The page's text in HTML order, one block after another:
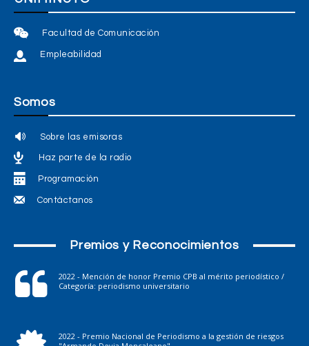
Facultad de Comunicación
Empleabilidad
Somos
Sobre las emisoras
Haz parte de la radio
Programación
Contáctanos
Premios y Reconocimientos
2022 - Mención de honor Premio CPB al mérito periodístico /
Categoría: periodismo universitario
2022 - Premio Nacional de Periodismo a la gestión de riesgos